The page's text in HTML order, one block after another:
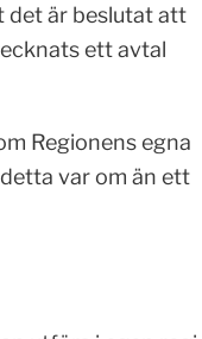
det är beslutat att
ett avtal
Regionens egna
var om än ett